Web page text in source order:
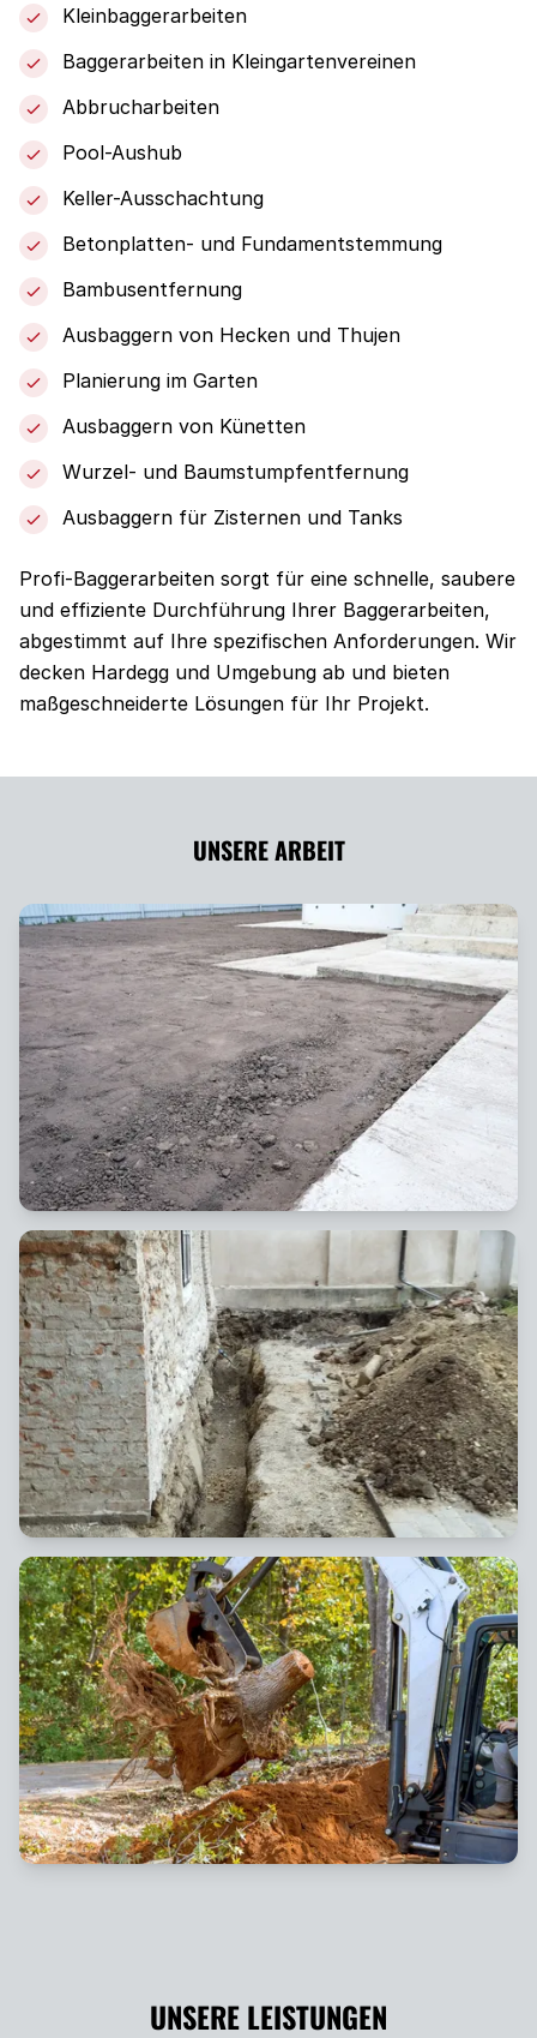
Kleinbaggerarbeiten
Baggerarbeiten in Kleingartenvereinen
Abbrucharbeiten
Pool-Aushub
Keller-Ausschachtung
Betonplatten- und Fundamentstemmung
Bambusentfernung
Ausbaggern von Hecken und Thujen
Planierung im Garten
Ausbaggern von Künetten
Wurzel- und Baumstumpfentfernung
Ausbaggern für Zisternen und Tanks
Profi-Baggerarbeiten sorgt für eine schnelle, saubere
und effiziente Durchführung Ihrer Baggerarbeiten,
abgestimmt auf Ihre spezifischen Anforderungen. Wir
decken Hardegg und Umgebung ab und bieten
maßgeschneiderte Lösungen für Ihr Projekt.
UNSERE ARBEIT
UNSERE LEISTUNGEN